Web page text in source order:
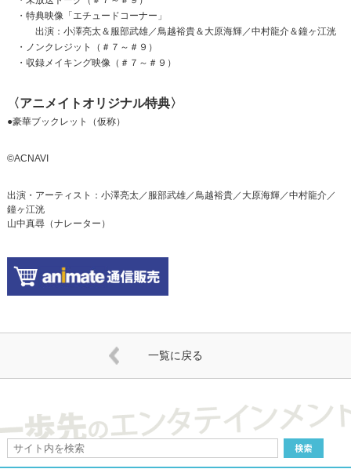
・特典映像「エチュードコーナー」
出演：小澤亮太＆服部武雄／鳥越裕貴＆大原海輝／中村龍介＆鐘ヶ江洸
・ノンクレジット（＃７～＃９）
・収録メイキング映像（＃７～＃９）
〈アニメイトオリジナル特典〉
●豪華ブックレット（仮称）
©ACNAVI
出演・アーティスト：小澤亮太／服部武雄／鳥越裕貴／大原海輝／中村龍介／
鐘ヶ江洸
山中真尋（ナレーター）
一覧に戻る